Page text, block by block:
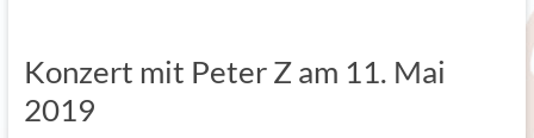
Konzert mit Peter Z am 11. Mai
2019